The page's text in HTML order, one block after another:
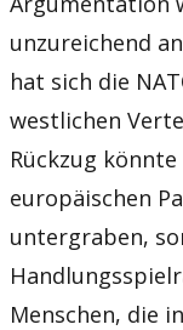
unzureichend
hat sich die
westlichen
Rückzug
europäischen
untergraben,
Menschen, die